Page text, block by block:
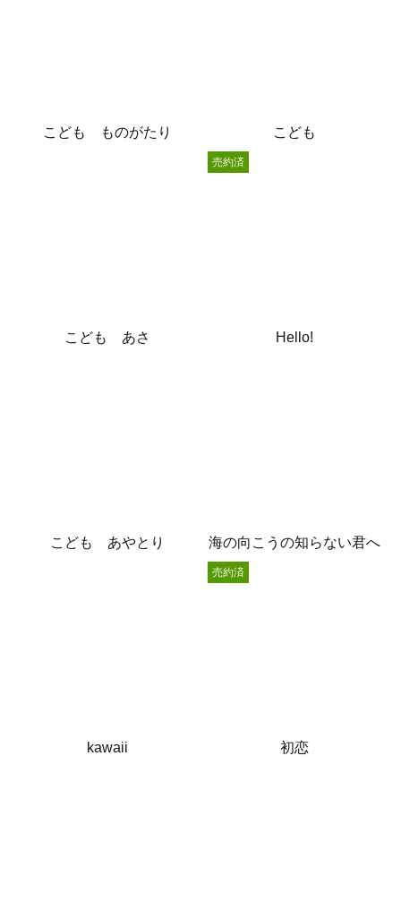
こども ものがたり こども
こども あさ Hello!
売約済
こども あやとり 海の向こうの知らない君へ
kawaii 初恋
売約済